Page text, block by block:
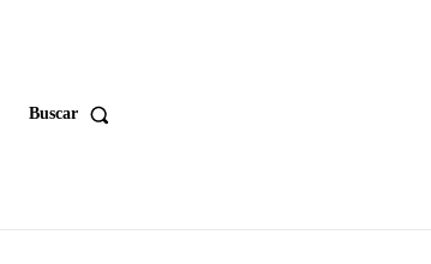
Buscar